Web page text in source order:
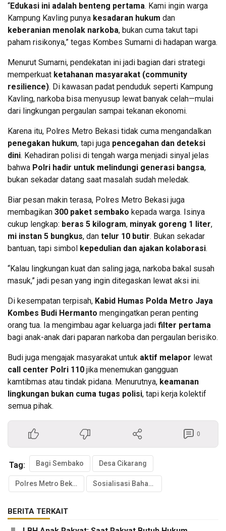
“Edukasi ini adalah benteng pertama. Kami ingin warga
Kampung Kavling punya kesadaran hukum dan
keberanian menolak narkoba, bukan cuma takut tapi
paham risikonya,” tegas Kombes Sumarni di hadapan warga.
Menurut Sumarni, pendekatan ini jadi bagian dari strategi
memperkuat ketahanan masyarakat (community
resilience). Di kawasan padat penduduk seperti Kampung
Kavling, narkoba bisa menyusup lewat banyak celah—mulai
dari lingkungan pergaulan sampai tekanan ekonomi.
Karena itu, Polres Metro Bekasi tidak cuma mengandalkan
penegakan hukum, tapi juga pencegahan dan deteksi
dini. Kehadiran polisi di tengah warga menjadi sinyal jelas
bahwa Polri hadir untuk melindungi generasi bangsa,
bukan sekadar datang saat masalah sudah meledak.
Biar pesan makin terasa, Polres Metro Bekasi juga
membagikan 300 paket sembako kepada warga. Isinya
cukup lengkap: beras 5 kilogram, minyak goreng 1 liter,
mi instan 5 bungkus, dan telur 10 butir. Bukan sekadar
bantuan, tapi simbol kepedulian dan ajakan kolaborasi.
“Kalau lingkungan kuat dan saling jaga, narkoba bakal susah
masuk,” jadi pesan yang ingin ditegaskan lewat aksi ini.
Di kesempatan terpisah, Kabid Humas Polda Metro Jaya
Kombes Budi Hermanto mengingatkan peran penting
orang tua. Ia mengimbau agar keluarga jadi filter pertama
bagi anak-anak dari paparan narkoba dan pergaulan berisiko.
Budi juga mengajak masyarakat untuk aktif melapor lewat
call center Polri 110 jika menemukan gangguan
kamtibmas atau tindak pidana. Menurutnya, keamanan
lingkungan bukan cuma tugas polisi, tapi kerja kolektif
semua pihak.
0
Tag: Bagi Sembako Desa Cikarang
Polres Metro Bekasi Sosialisasi Bahaya Narkoba
BERITA TERKAIT